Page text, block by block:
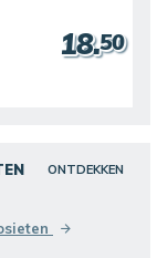
18.50
ONTDEKKEN